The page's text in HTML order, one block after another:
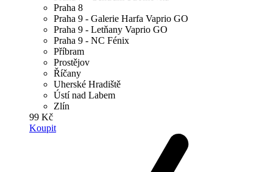
Praha 8
Praha 9 - Galerie Harfa Vaprio GO
Praha 9 - Letňany Vaprio GO
Praha 9 - NC Fénix
Příbram
Prostějov
Říčany
Uherské Hradiště
Ústí nad Labem
Zlín
99 Kč
Koupit